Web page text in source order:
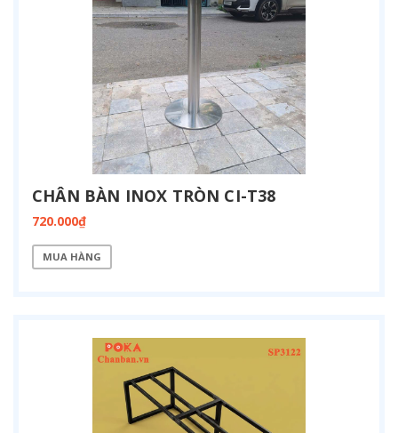
CHÂN BÀN INOX TRÒN CI-T38
720.000₫
MUA HÀNG